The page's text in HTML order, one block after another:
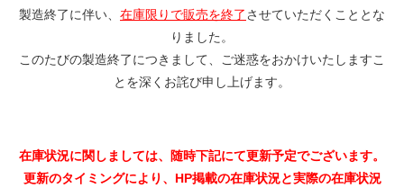
製造終了に伴い、 在庫限りで販売を終了 させていただくこととな
りました。
このたびの製造終了につきまして、ご迷惑をおかけいたしますこ
とを深くお詫び申し上げます。
在庫状況に関しましては、随時下記にて更新予定でございます。
更新のタイミングにより、HP掲載の在庫状況と実際の在庫状況